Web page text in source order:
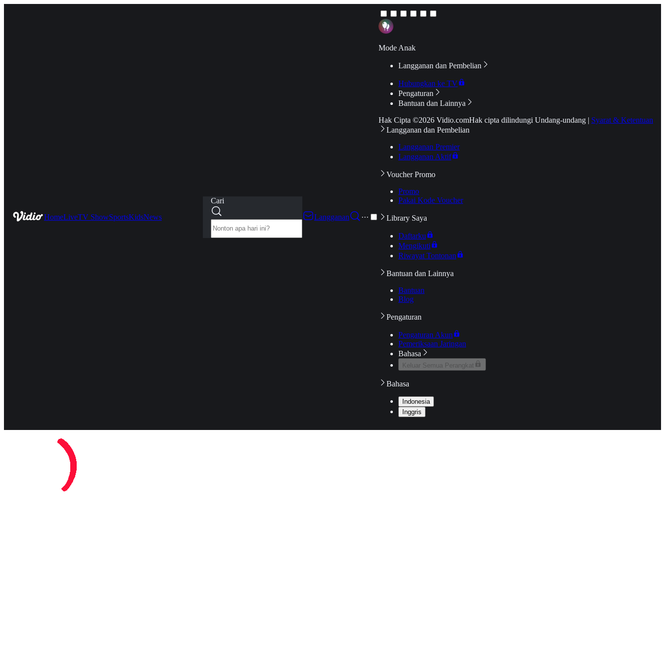
HomeLiveTV ShowSportsKidsNews
Cari
Langganan
···
Mode Anak
Langganan dan Pembelian
Hubungkan ke TV
Pengaturan
Bantuan dan Lainnya
Hak Cipta ©2026 Vidio.comHak cipta dilindungi Undang-undang | Syarat & Ketentuan
Langganan dan Pembelian
Langganan Premier
Langganan Aktif
Voucher Promo
Promo
Pakai Kode Voucher
Library Saya
Daftarku
Mengikuti
Riwayat Tontonan
Bantuan dan Lainnya
Bantuan
Blog
Pengaturan
Pengaturan Akun
Pemeriksaan Jaringan
Bahasa
Keluar Semua Perangkat
Bahasa
Indonesia
Inggris